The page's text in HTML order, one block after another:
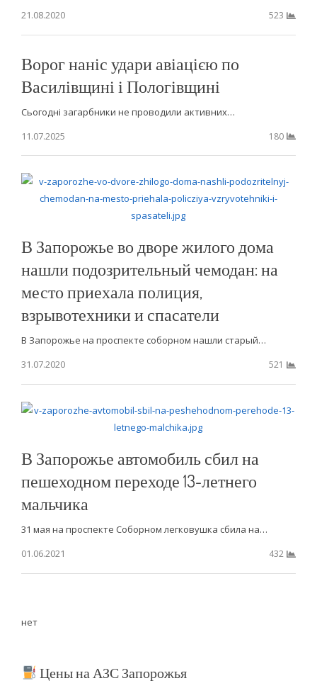
21.08.2020 523
Ворог наніс удари авіацією по
Василівщині і Пологівщині
Сьогодні загарбники не проводили активних…
11.07.2025
180
В Запорожье во дворе жилого дома
нашли подозрительный чемодан: на
место приехала полиция,
взрывотехники и спасатели
В Запорожье на проспекте соборном нашли старый…
31.07.2020
521
В Запорожье автомобиль сбил на
пешеходном переходе 13-летнего
мальчика
31 мая на проспекте Соборном легковушка сбила на…
01.06.2021
432
нет
Цены на АЗС Запорожья